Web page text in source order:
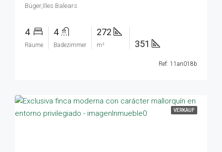
Búger,Illes Balears
4
Räume
4
Badezimmer
272
m² 351
Ref: 11an018b
VERKAUF